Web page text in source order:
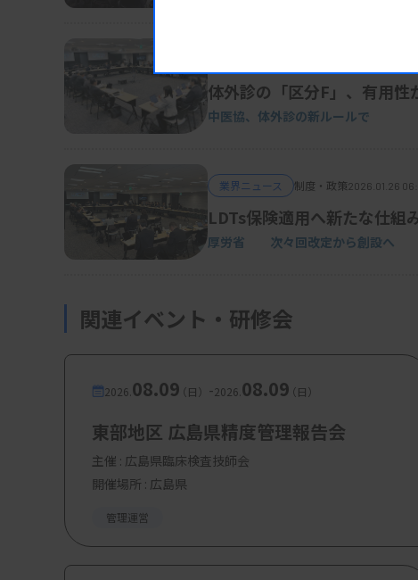
体外診の「区分F」、有用
中医協、体外診の新ルールで
業界ニュース 制度・政策2026.01.26
LDTs保険適用へ新たな仕
厚労省 次々回改定から創設へ
関連イベント・研修会
2026.08.09（日） -2026.08.09（日）
東部地区 広島県精度管理報告会
主催 : 広島県臨床検査技師会
開催場所 : 広島県
管理運営